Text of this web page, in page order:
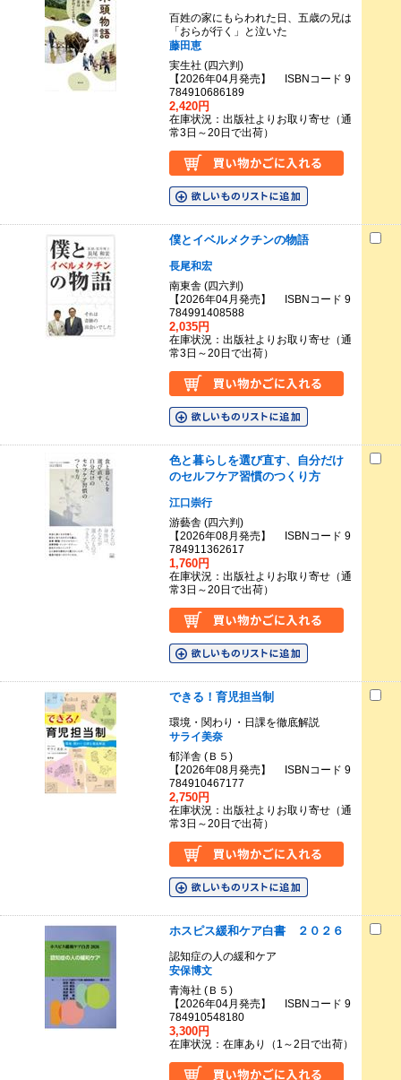
百姓の家にもらわれた日、五歳の兄は
「おらが行く」と泣いた
藤田恵
実生社 (四六判)
【2026年04月発売】 ISBNコード 9
784910686189
2,420円
在庫状況：出版社よりお取り寄せ（通
常3日～20日で出荷）
僕とイベルメクチンの物語
長尾和宏
南東舎 (四六判)
【2026年04月発売】 ISBNコード 9
784991408588
2,035円
在庫状況：出版社よりお取り寄せ（通
常3日～20日で出荷）
色と暮らしを選び直す、自分だけ
のセルフケア習慣のつくり方
江口崇行
游藝舎 (四六判)
【2026年08月発売】 ISBNコード 9
784911362617
1,760円
在庫状況：出版社よりお取り寄せ（通
常3日～20日で出荷）
できる！育児担当制
環境・関わり・日課を徹底解説
サライ美奈
郁洋舎 (Ｂ５)
【2026年08月発売】 ISBNコード 9
784910467177
2,750円
在庫状況：出版社よりお取り寄せ（通
常3日～20日で出荷）
ホスピス緩和ケア白書 ２０２６
認知症の人の緩和ケア
安保博文
青海社 (Ｂ５)
【2026年04月発売】 ISBNコード 9
784910548180
3,300円
在庫状況：在庫あり（1～2日で出荷）